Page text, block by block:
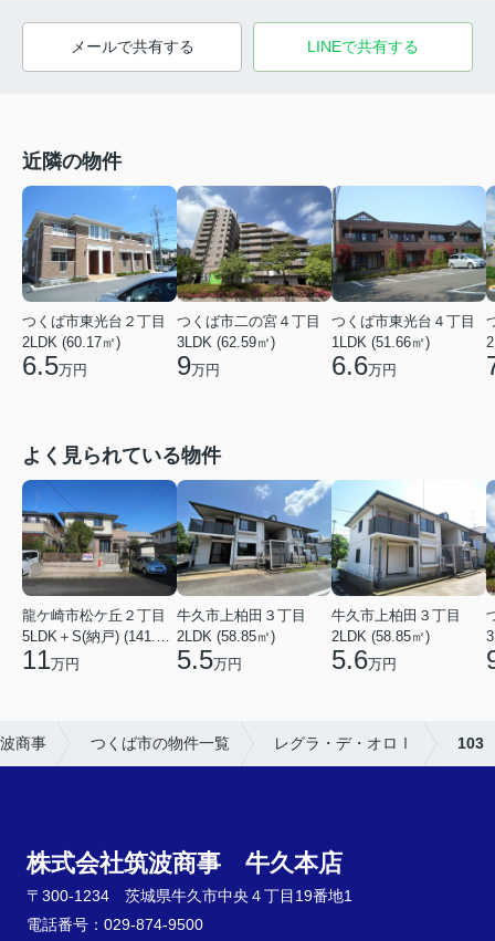
メールで共有する LINEで共有する
近隣の物件
つくば市東光台２丁目
2LDK (60.17㎡)
6.5万円
つくば市二の宮４丁目
3LDK (62.59㎡)
9万円
つくば市東光台４丁目
1LDK (51.66㎡)
6.6万円
よく見られている物件
龍ケ崎市松ケ丘２丁目
5LDK＋S(納戸) (141.15㎡)
11万円
牛久市上柏田３丁目
2LDK (58.85㎡)
5.5万円
牛久市上柏田３丁目
2LDK (58.85㎡)
5.6万円
商事 つくば市の物件一覧 レグラ・デ・オロⅠ 103
株式会社筑波商事 牛久本店
〒300-1234 茨城県牛久市中央４丁目19番地1
電話番号：029-874-9500